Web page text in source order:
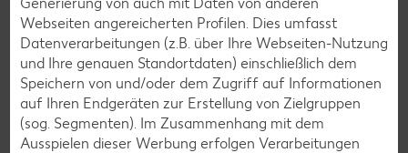
Geflügel-Rezepte
Lamm-Rezepte
Grill-Rezepte
Muffin-Rezepte
Webseiten angereicherten Profilen. Dies umfasst
Datenverarbeitungen (z.B. über Ihre Webseiten-Nutzung
und Ihre genauen Standortdaten) einschließlich dem
Speichern von und/oder dem Zugriff auf Informationen
auf Ihren Endgeräten zur Erstellung von Zielgruppen
(sog. Segmenten). Im Zusammenhang mit dem
Ausspielen dieser Werbung erfolgen Verarbeitungen